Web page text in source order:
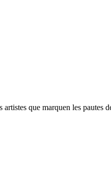
que marquen les pautes